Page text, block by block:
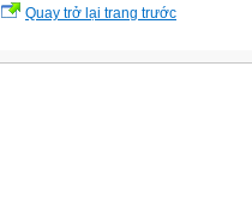
Quay trở lại trang trước